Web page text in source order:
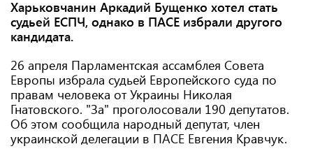
Харьковчанин Аркадий Бущенко хотел стать
судьей ЕСПЧ, однако в ПАСЕ избрали другого
кандидата.
26 апреля Парламентская ассамблея Совета
Европы избрала судьей Европейского суда по
правам человека от Украины Николая
Гнатовского. "За" проголосовали 190 депутатов.
Об этом сообщила народный депутат, член
украинской делегации в ПАСЕ Евгения Кравчук.